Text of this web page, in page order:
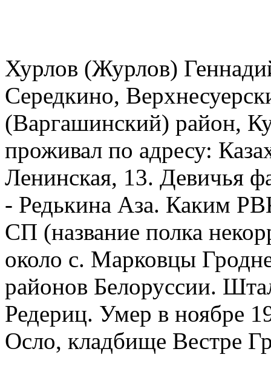
Хурлов (Журлов)
Середкино,
(Варгашинский) район,
проживал по адресу:
Ленинская, 13. Девичья
- Редькина Аза. Каким
СП (название полка
около с. Марковцы
районов Белоруссии.
Редериц. Умер в ноябре
Осло, кладбище Вестре